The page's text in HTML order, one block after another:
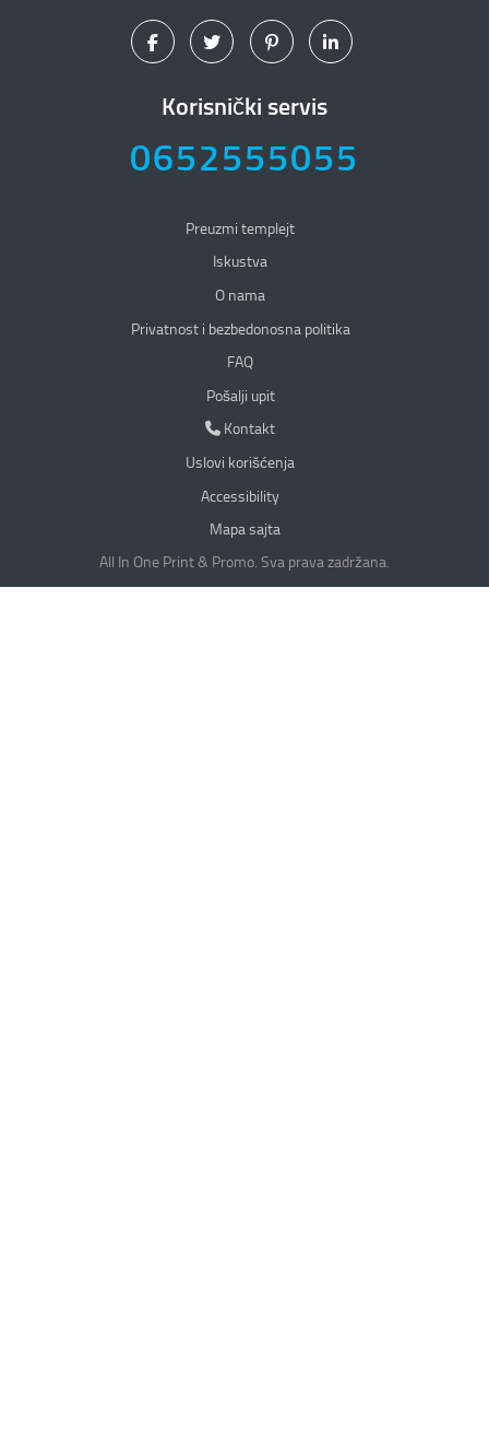
Korisnički servis
0652555055
Preuzmi templejt
Iskustva
O nama
Privatnost i bezbedonosna politika
Privatnost i bezbedonosna politika
FAQ
Pošalji upit
Kontakt
Kontakt
Uslovi korišćenja
Accessibility
Mapa sajta
All In One Print & Promo. Sva prava zadržana.